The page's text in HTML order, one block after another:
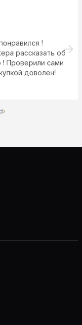
!
рассказать об
! Проверили сами
доволен!
›